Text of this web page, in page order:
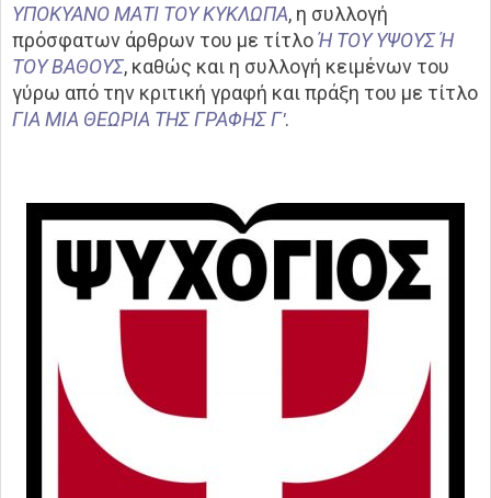
ΥΠΟΚΥΑΝΟ ΜΑΤΙ ΤΟΥ ΚΥΚΛΩΠΑ, η συλλογή
πρόσφατων άρθρων του με τίτλοΉ ΤΟΥ ΥΨΟΥΣ Ή
ΤΟΥ ΒΑΘΟΥΣ, καθώς και η συλλογή κειμένων του
γύρω από την κριτική γραφή και πράξη του με τίτλο
ΓΙΑ ΜΙΑ ΘΕΩΡΙΑ ΤΗΣ ΓΡΑΦΗΣ Γʹ.